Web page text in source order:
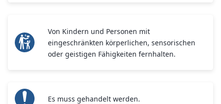
Von Kindern und Personen mit
eingeschränkten körperlichen, sensorischen
oder geistigen Fähigkeiten fernhalten.
Es muss gehandelt werden.